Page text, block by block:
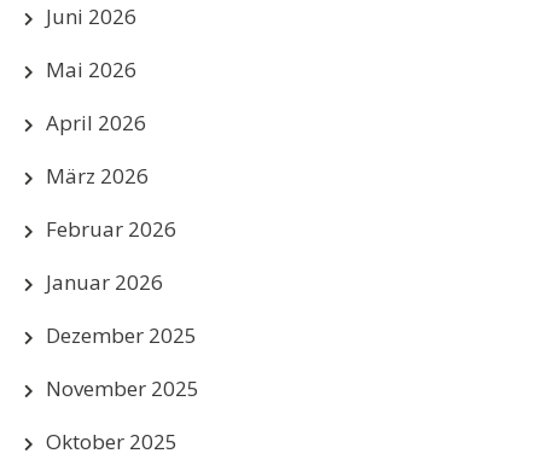
Juni 2026
Mai 2026
April 2026
März 2026
Februar 2026
Januar 2026
Dezember 2025
November 2025
Oktober 2025